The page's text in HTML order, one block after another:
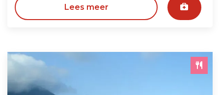
Lees meer